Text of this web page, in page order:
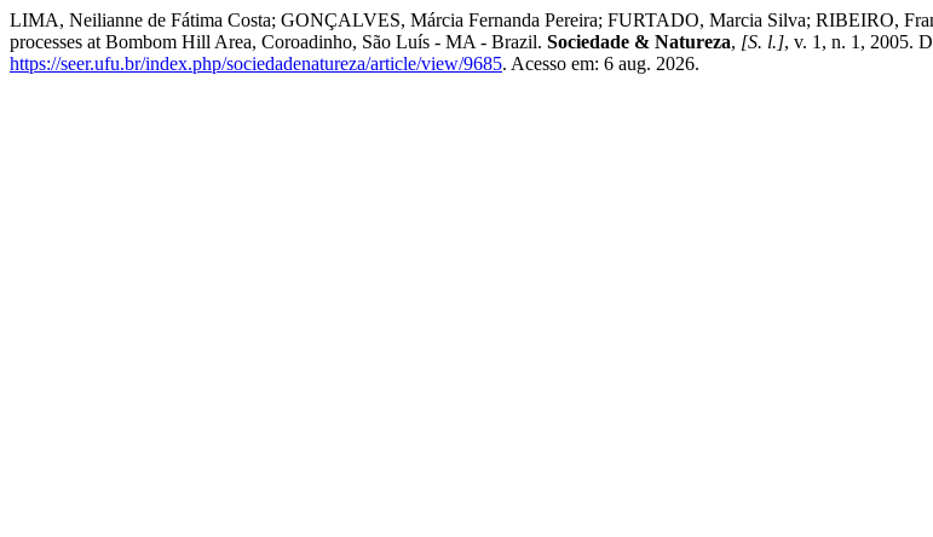
LIMA, Neilianne de Fátima Costa; GONÇALVES, Márcia Fernanda Pereira; FURTADO, Marcia Silva; RIBEIRO,
processes at Bombom Hill Area, Coroadinho, São Luís - MA - Brazil. Sociedade & Natureza, [S. l.], v. 1, n. 1, 2005.
https://seer.ufu.br/index.php/sociedadenatureza/article/view/9685. Acesso em: 6 aug. 2026.